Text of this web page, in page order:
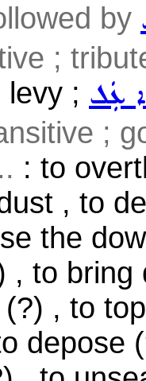
by
;
; ܥܲܠ
;
: to
, to
the
, to bring
, to
depose